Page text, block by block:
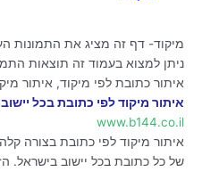
מיקוד- דף זה מציג את התמונות
ניתן למצוא בעמוד זה תוצאות
איתור כתובת לפי מיקוד, איתור
איתור מיקוד לפי כתובת בכל
www.b144.co.il
איתור מיקוד לפי כתובת בצורה
של כל כתובת בכל יישוב בישראל.